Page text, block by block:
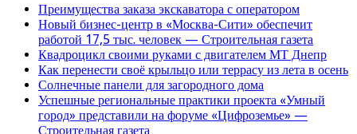
Преимущества заказа экскаватора с оператором
Новый бизнес-центр в «Москва-Сити» обеспечит
работой 17,5 тыс. человек — Строительная газета
Квадроцикл своими руками с двигателем МТ Днепр
Как перенести своё крыльцо или террасу из лета в осень
Солнечные панели для загородного дома
Успешные региональные практики проекта «Умный
город» представили на форуме «Цифроземье» —
Строительная газета